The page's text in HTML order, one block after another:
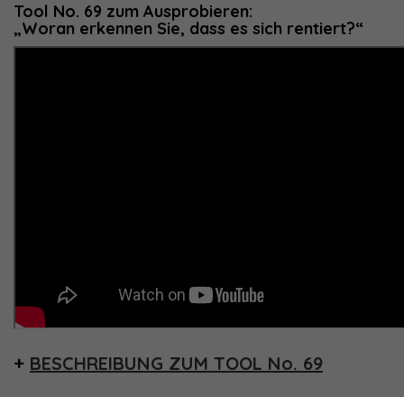
Tool No. 69 zum Ausprobieren:
„Woran erkennen Sie, dass es sich rentiert?“
+ BESCHREIBUNG ZUM TOOL No. 69